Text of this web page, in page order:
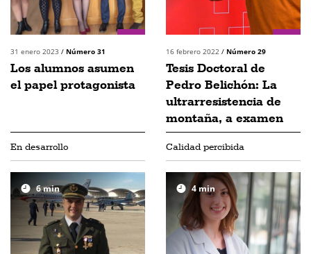
31 enero 2023 / Número 31
Los alumnos asumen
el papel protagonista
16 febrero 2022 / Número 29
Tesis Doctoral de
Pedro Belichón: La
ultrarresistencia de
montaña, a examen
En desarrollo
6min
Calidad percibida
4 min